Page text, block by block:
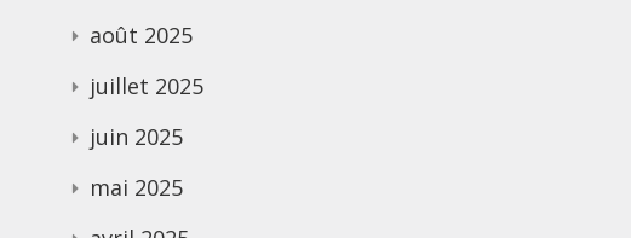
août 2025
juillet 2025
juin 2025
mai 2025